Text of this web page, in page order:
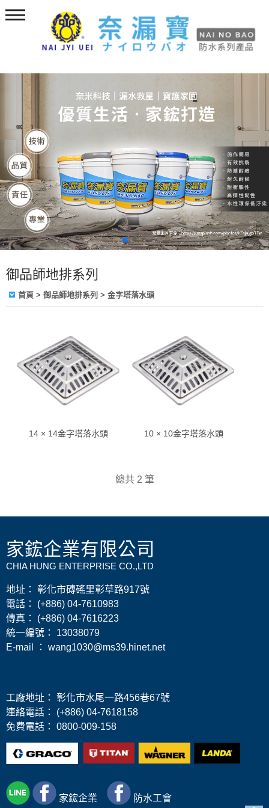
御品師地排系列
首頁 > 御品師地排系列 > 金字塔落水頭
14 × 14金字塔落水頭 10 × 10金字塔落水頭
總共 2 筆
家鋐企業有限公司
CHIA HUNG ENTERPRISE CO.,LTD
地址： 彰化市磚磘里彰草路917號
電話： (+886) 04-7610983
傳真： (+886) 04-7616223
​統一編號： 13038079
E-mail ： wang1030@ms39.hinet.net
工廠地址： 彰化市水尾一路456巷67號
連絡電話： (+886) 04-7618158
免費電話： 0800-009-158
家鋐企業 防水工會